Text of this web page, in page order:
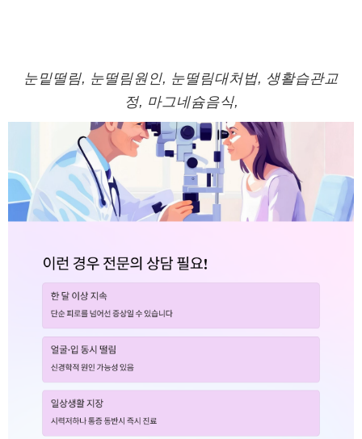
눈밑떨림, 눈떨림원인, 눈떨림대처법, 생활습관교
정, 마그네슘음식,